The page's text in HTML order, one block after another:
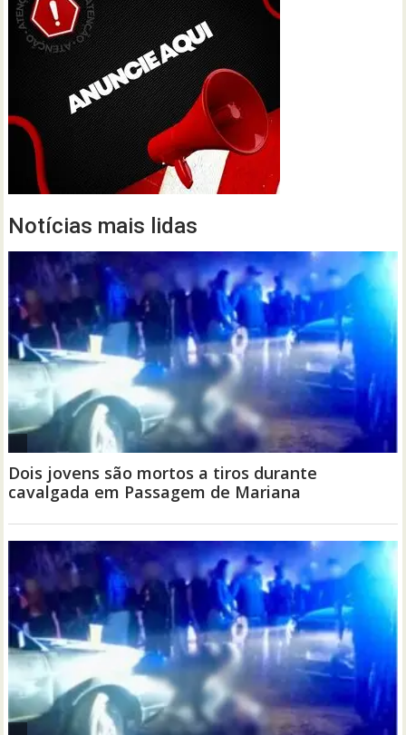
Notícias mais lidas